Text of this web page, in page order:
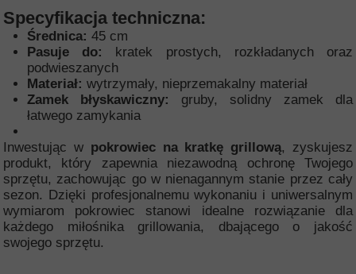
Specyfikacja techniczna:
Średnica: 45 cm
Pasuje do:
kratek prostych, rozkładanych oraz
podwieszanych
Materiał: wytrzymały, nieprzemakalny materiał
Zamek błyskawiczny:
gruby, solidny zamek dla
łatwego zamykania
Inwestując w pokrowiec na kratkę grillową, zyskujesz
produkt, który zapewnia niezawodną ochronę Twojego
sprzętu, zachowując go w nienagannym stanie przez cały
sezon. Dzięki profesjonalnemu wykonaniu i uniwersalnym
wymiarom pokrowiec stanowi idealne rozwiązanie dla
każdego miłośnika grillowania, dbającego o jakość
swojego sprzętu.